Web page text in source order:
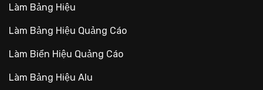
Làm Bảng Hiệu
Làm Bảng Hiệu Quảng Cáo
Làm Biển Hiệu Quảng Cáo
Làm Bảng Hiệu Alu